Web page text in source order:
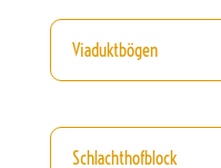
Viaduktbögen
Schlachthofblock